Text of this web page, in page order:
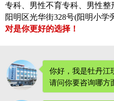
专科、男性不育专科、男性
阳明区光华街328号(阳明小学
对是你更好的选择！
你好，我是牡丹江
请问你要咨询哪方